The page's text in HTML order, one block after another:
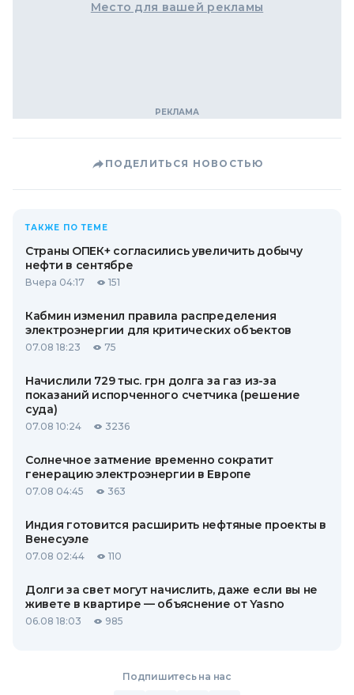
Место для вашей рекламы
ПОДЕЛИТЬСЯ НОВОСТЬЮ
ТАКЖЕ ПО ТЕМЕ
Страны ОПЕК+ согласились увеличить добычу
нефти в сентябре
Вчера 04:17 151
Кабмин изменил правила распределения
электроэнергии для критических объектов
07.08 18:23 75
Начислили 729 тыс. грн долга за газ из-за
показаний испорченного счетчика (решение
суда)
07.08 10:24 3236
Солнечное затмение временно сократит
генерацию электроэнергии в Европе
07.08 04:45 363
Индия готовится расширить нефтяные проекты в
Венесуэле
07.08 02:44 110
Долги за свет могут начислить, даже если вы не
живете в квартире — объяснение от Yasno
06.08 18:03 985
Подпишитесь на нас